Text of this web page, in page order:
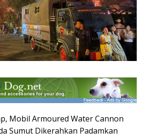
Mobil Armoured Water Cannon
Sumut Dikerahkan Padamkan